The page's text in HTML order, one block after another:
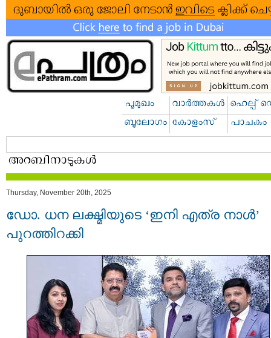
Thursday, November 20th, 2025
ഡോ. ധന ലക്ഷ്മിയുടെ ‘ഇനി എത്ര നാൾ’
പുറത്തിറക്കി